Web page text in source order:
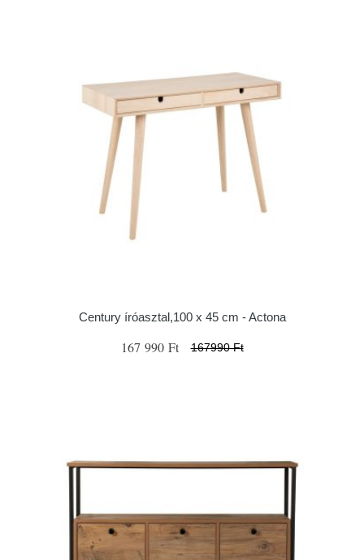
Century íróasztal,100 x 45 cm - Actona
167 990 Ft 167990 Ft